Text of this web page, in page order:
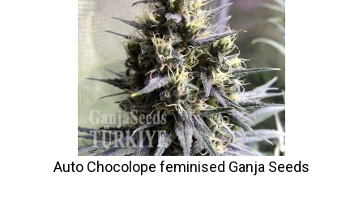
Auto Chocolope feminised Ganja Seeds